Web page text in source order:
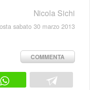
Nicola Sichi
sabato 30 marzo 2013
COMMENTA